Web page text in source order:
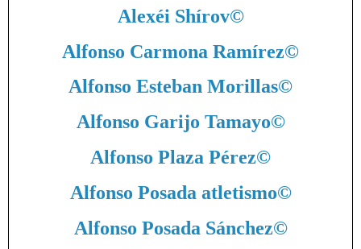
Alexéi Shírov©
Alfonso Carmona Ramírez©
Alfonso Esteban Morillas©
Alfonso Garijo Tamayo©
Alfonso Plaza Pérez©
Alfonso Posada atletismo©
Alfonso Posada Sánchez©